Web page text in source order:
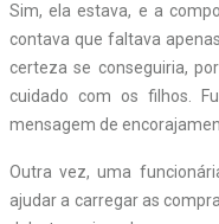
Sim, ela estava, e a
contava que faltava
certeza se conseguiria,
cuidado com os filhos.
mensagem de
Outra vez, uma
ajudar a carregar as